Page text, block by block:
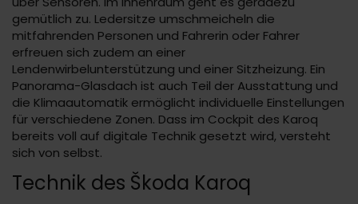
gemütlich zu. Ledersitze umschmeicheln die
mitfahrenden Personen und Fahrerin oder Fahrer
erfreuen sich zudem an einer
Lendenwirbelunterstützung und einer Sitzheizung. Ein
Panorama-Glasdach ist auch Teil der Ausstattung und
die Klimaautomatik ermöglicht individuelle Einstellungen
für verschiedene Zonen. Dass im Cockpit des Karoq
bereits voll auf digitale Technik gesetzt wird, versteht
sich von selbst.
Technik des Škoda Karoq